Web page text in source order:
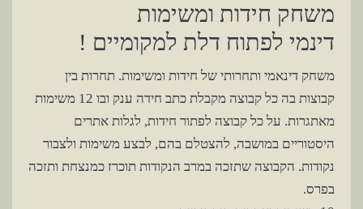
משחק חידות ומשימות
דינמי לפתוח דלת למקומיים !
משחק דינאמי ותחרותי של חידות ומשימות. תחרות בין
קבוצות בה כל קבוצה מקבלת כתב חידה ענק ובו 12 משימות
מאתגרות. על כל קבוצה לפתור חידות, לגלות אתרים
היסטוריים במושבה, להצטלם בהם, לבצע משימות ולצבור
נקודות. הקבוצה שתזכה במרב הנקודות תוכרז כמנצחת ותזכה
בפרס.